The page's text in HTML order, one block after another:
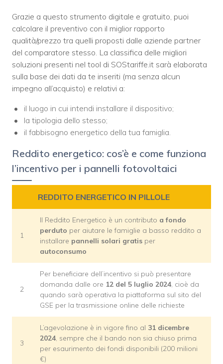
Grazie a questo strumento digitale e gratuito, puoi
calcolare il preventivo con il miglior rapporto
qualità/prezzo tra quelli proposti dalle aziende partner
del comparatore stesso. La classifica delle migliori
soluzioni presenti nel tool di SOStariffe.it sarà elaborata
sulla base dei dati da te inseriti (ma senza alcun
impegno all’acquisto) e relativi a:
il luogo in cui intendi installare il dispositivo;
la tipologia dello stesso;
il fabbisogno energetico della tua famiglia.
Reddito energetico: cos’è e come funziona
l’incentivo per i pannelli fotovoltaici
REDDITO ENERGETICO IN PILLOLE
1
Il Reddito Energetico è un contributo a fondo
perduto per aiutare le famiglie a basso reddito a
installare pannelli solari gratis per
autoconsumo
2
Per beneficiare dell’incentivo si può presentare
domanda dalle ore 12 del 5 luglio 2024, cioè da
quando sarà operativa la piattaforma sul sito del
GSE per la trasmissione online delle richieste
3
L’agevolazione è in vigore fino al 31 dicembre
2024, sempre che il bando non sia chiuso prima
per esaurimento dei fondi disponibili (200 milioni
€)